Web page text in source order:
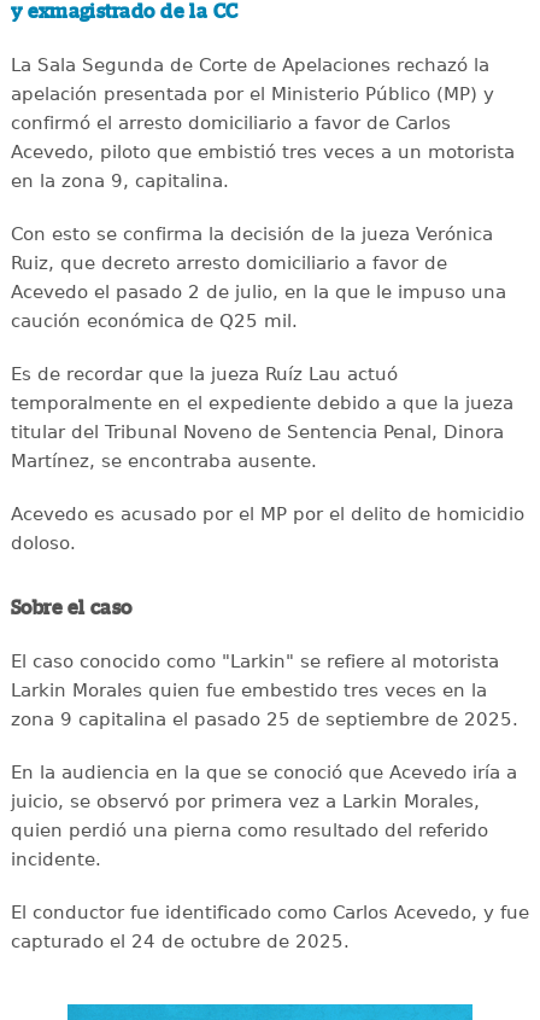
y exmagistrado de la CC
La Sala Segunda de Corte de Apelaciones rechazó la
apelación presentada por el Ministerio Público (MP) y
confirmó el arresto domiciliario a favor de Carlos
Acevedo, piloto que embistió tres veces a un motorista
en la zona 9, capitalina.
Con esto se confirma la decisión de la jueza Verónica
Ruiz, que decreto arresto domiciliario a favor de
Acevedo el pasado 2 de julio, en la que le impuso una
caución económica de Q25 mil.
Es de recordar que la jueza Ruíz Lau actuó
temporalmente en el expediente debido a que la jueza
titular del Tribunal Noveno de Sentencia Penal, Dinora
Martínez, se encontraba ausente.
Acevedo es acusado por el MP por el delito de homicidio
doloso.
Sobre el caso
El caso conocido como "Larkin" se refiere al motorista
Larkin Morales quien fue embestido tres veces en la
zona 9 capitalina el pasado 25 de septiembre de 2025.
En la audiencia en la que se conoció que Acevedo iría a
juicio, se observó por primera vez a Larkin Morales,
quien perdió una pierna como resultado del referido
incidente.
El conductor fue identificado como Carlos Acevedo, y fue
capturado el 24 de octubre de 2025.